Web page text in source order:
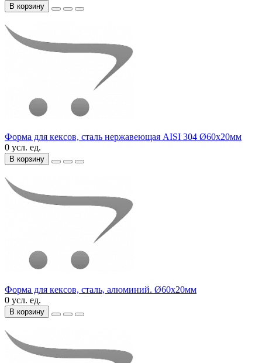
В корзину
Форма для кексов, сталь нержавеющая AISI 304 Ø60х20мм
0 усл. ед.
В корзину
Форма для кексов, сталь, алюминий. Ø60х20мм
0 усл. ед.
В корзину